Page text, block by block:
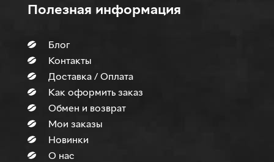
Полезная информация
Блог
Контакты
Доставка / Оплата
Как оформить заказ
Обмен и возврат
Мои заказы
Новинки
О нас